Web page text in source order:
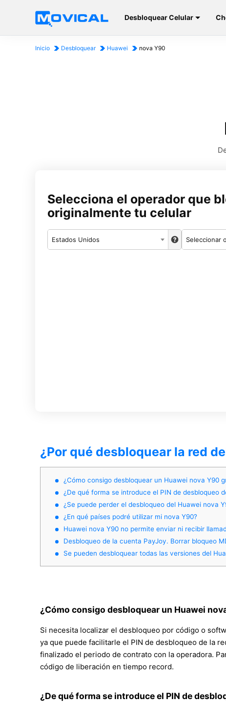
Desbloquear Celular
Inicio Desbloquear Huawei nova Y90
Selecciona el operador que
originalmente tu celular
Estados Unidos Seleccionar
¿Por qué desbloquear la red
¿Cómo consigo desbloquear un Huawei nova Y90
¿De qué forma se introduce el PIN de desbloqueo
¿Se puede perder el desbloqueo del Huawei nova
¿En qué países podré utilizar mi nova Y90?
Huawei nova Y90 no permite enviar ni recibir
Desbloqueo de la cuenta PayJoy. Borrar bloqueo
Se pueden desbloquear todas las versiones del
¿Cómo consigo desbloquear un Huawei
Si necesita localizar el desbloqueo por código o
ya que puede facilitarle el PIN de desbloqueo de la
finalizado el periodo de contrato con la operadora.
código de liberación en tiempo record.
¿De qué forma se introduce el PIN de